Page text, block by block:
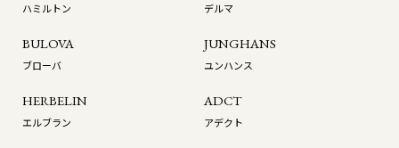
ハミルトン デルマ
BULOVA
ブローバ
JUNGHANS
ユンハンス
HERBELIN
エルブラン
ADCT
アデクト